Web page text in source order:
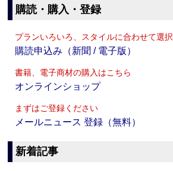
購読・購入・登録
プランいろいろ、スタイルに合わせて選択
購読申込み（新聞 / 電子版）
書籍、電子商材の購入はこちら
オンラインショップ
まずはご登録ください
メールニュース 登録（無料）
新着記事